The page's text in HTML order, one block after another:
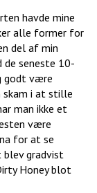
havde mine
alle former for
del af min
de seneste 10-
godt være
skam i at stille
man ikke et
være
for at se
blev gradvist
Honey blot